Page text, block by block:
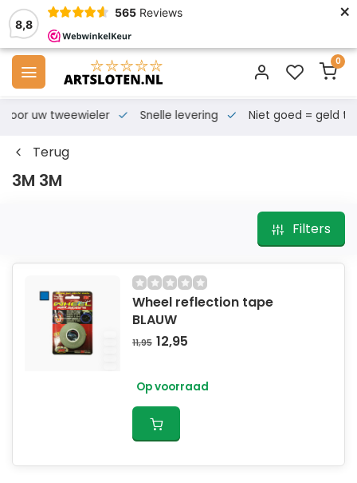
8,8
565 Reviews ×
0
voor uw tweewieler Snelle levering Niet goed = geld
Terug
3M 3M
Filters
Wheel reflection tape
BLAUW
11,95 12,95
Op voorraad